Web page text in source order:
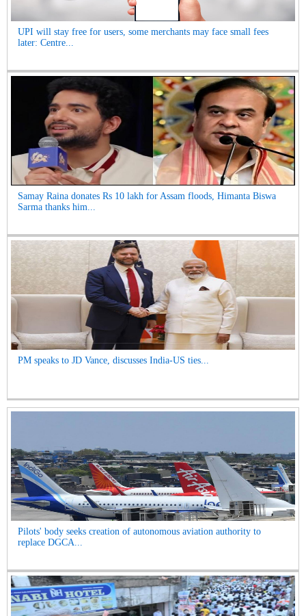
UPI will stay free for users, some merchants may face small fees
later: Centre...
Samay Raina donates Rs 10 lakh for Assam floods, Himanta Biswa
Sarma thanks him...
PM speaks to JD Vance, discusses India-US ties...
Pilots' body seeks creation of autonomous aviation authority to
replace DGCA...